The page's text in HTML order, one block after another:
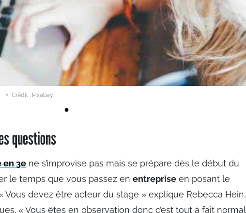
Crédit : Pixabay
questions
en 3e ne s’improvise pas mais se prépare dès le début du
le temps que vous passez en entreprise en posant le
Vous devez être acteur du stage » explique Rebecca Hein,
« Vous êtes en observation donc c’est tout à fait normal